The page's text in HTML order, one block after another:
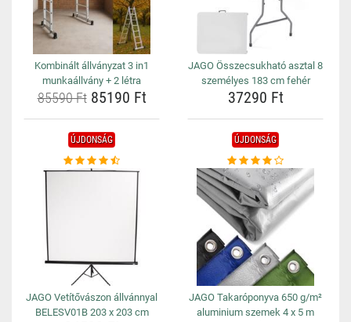
Kombinált állványzat 3 in1
munkaállvány + 2 létra
85590 Ft85190 Ft
JAGO Összecsukható asztal 8
személyes 183 cm fehér
37290 Ft
ÚJDONSÁG
JAGO Vetítővászon állvánnyal
BELESV01B 203 x 203 cm
ÚJDONSÁG
JAGO Takaróponyva 650 g/m²
aluminium szemek 4 x 5 m